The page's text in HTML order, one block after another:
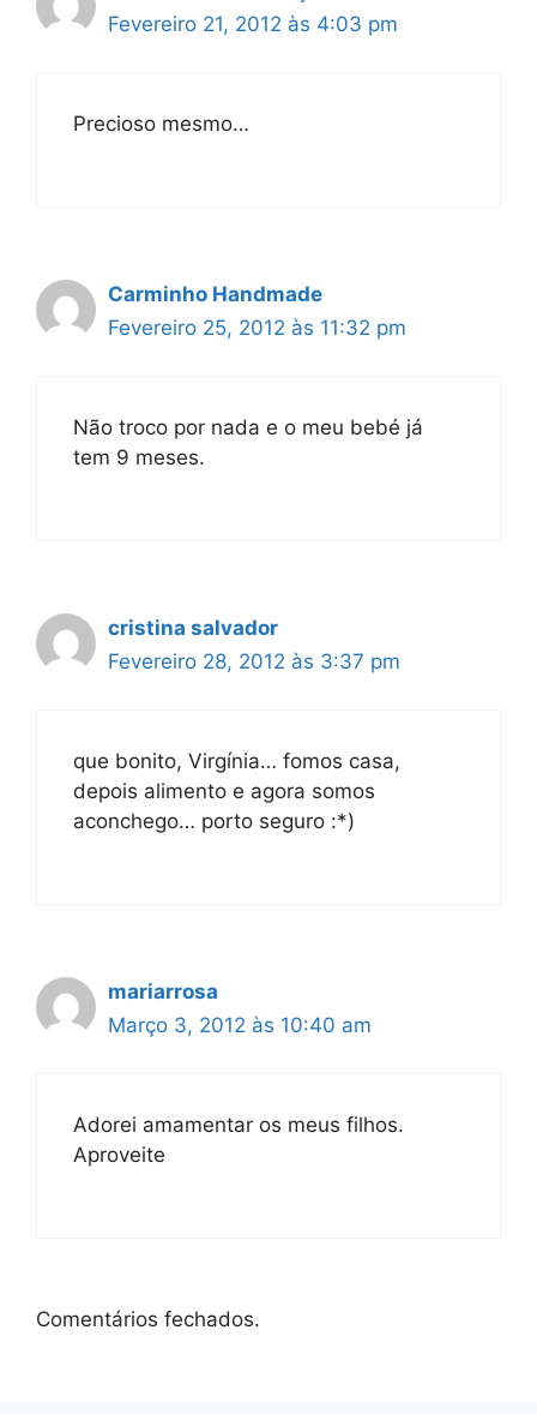
Fevereiro 21, 2012 às 4:03 pm
Precioso mesmo…
Carminho Handmade
Fevereiro 25, 2012 às 11:32 pm
Não troco por nada e o meu bebé já
tem 9 meses.
cristina salvador
Fevereiro 28, 2012 às 3:37 pm
que bonito, Virgínia… fomos casa,
depois alimento e agora somos
aconchego… porto seguro :*)
mariarrosa
Março 3, 2012 às 10:40 am
Adorei amamentar os meus filhos.
Aproveite
Comentários fechados.